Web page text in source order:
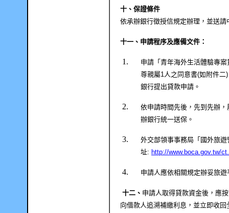
十、保證條件
依承辦銀行徵授信規定辦理，並送
十一、申請程序及應備文件：
申請「青年海外生活體驗專
尊親屬1人之同意書(如附件二)
銀行提出貸款申請。
依申請時間先後，先到先辦
辦銀行統一送保。
外交部領事事務局「國外旅
址: http://www.boca.gov.tw/
申請人應依相關規定辦妥旅遊
十二、 申請人取得貸款資金後，應
向借款人追溯補繳利息，並立即收回